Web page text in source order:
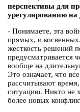
перспективы для
урегулированию
- Понимаете, эта
прямых, и
жесткость решений
предусматривается
вообще на
Это означает, что
рассчитывают
ситуацию. Никто не
более новых